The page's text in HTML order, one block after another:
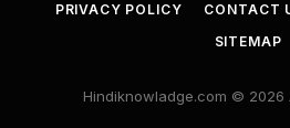
PRIVACY POLICY CONTACT
SITEMAP
Hindiknowladge.com © 2026